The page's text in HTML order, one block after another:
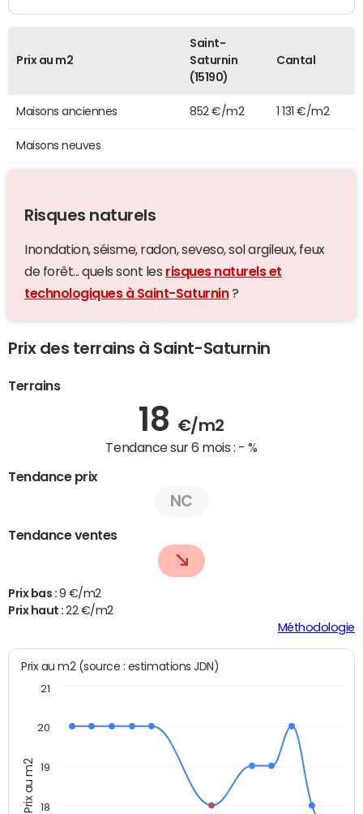
Prix au m2
Saint-
Saturnin
(15190)
Cantal
Maisons anciennes 852 €/m2 1 131 €/m2
Maisons neuves
Risques naturels
Inondation, séisme, radon, seveso, sol argileux, feux
de forêt... quels sont les risques naturels et
technologiques à Saint-Saturnin?
Prix des terrains à Saint-Saturnin
Terrains
18 €/m2
Tendance sur 6 mois : - %
Tendance prix
NC
Tendance ventes
Prix bas : 9 €/m2
Prix haut :22 €/m2
Méthodologie
Prix au m2
Prix au m2 (source : estimations JDN)
18
19
20
21